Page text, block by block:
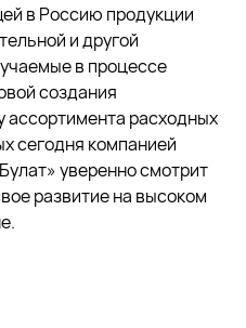
в Россию продукции
и другой
в процессе
создания
ассортимента расходных
сегодня компанией
уверенно смотрит
развитие на высоком